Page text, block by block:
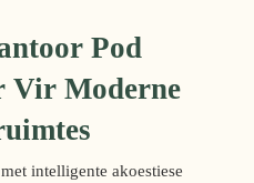
Pod
Vir Moderne
intelligente akoestiese